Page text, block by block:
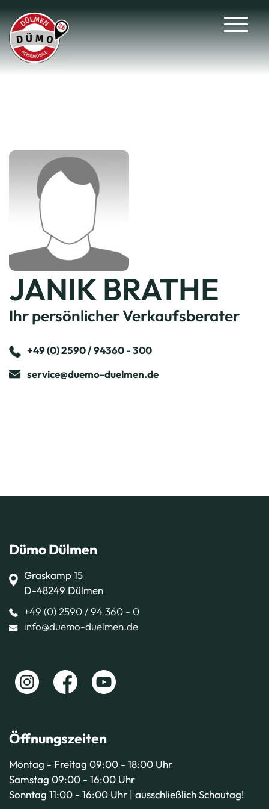
JANIK BRATHE
Ihr persönlicher Verkaufsberater
+49 (0) 2590 / 94360 - 300
service@duemo-duelmen.de
Dümo Dülmen
Graskamp 15
D-48249 Dülmen
+49 (0) 2590 / 94 360 - 0
info@duemo-duelmen.de
Öffnungszeiten
Montag - Freitag 09:00 - 18:00 Uhr
Samstag 09:00 - 16:00 Uhr
Sonntag 11:00 - 16:00 Uhr | ausschließlich Schautag!